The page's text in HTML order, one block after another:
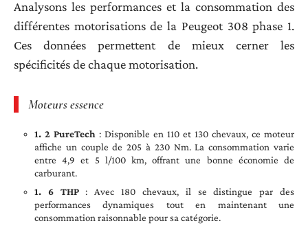
Analysons les performances et la consommation des
différentes motorisations de la Peugeot 308 phase 1.
Ces données permettent de mieux cerner les
spécificités de chaque motorisation.
Moteurs essence
1. 2 PureTech : Disponible en 110 et 130 chevaux, ce moteur
affiche un couple de 205 à 230 Nm. La consommation varie
entre 4,9 et 5 l/100 km, offrant une bonne économie de
carburant.
1. 6 THP: Avec 180 chevaux, il se distingue par des
performances dynamiques tout en maintenant une
consommation raisonnable pour sa catégorie.